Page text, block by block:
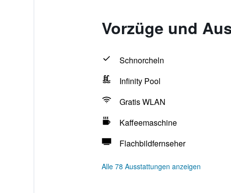
Vorzüge und
Schnorcheln
Infinity Pool
Gratis WLAN
Kaffeemaschine
Flachbildfernseher
Alle 78 Ausstattungen anzeigen